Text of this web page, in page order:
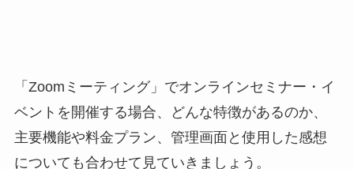
「Zoomミーティング」でオンラインセミナー・イ
ベントを開催する場合、どんな特徴があるのか、
主要機能や料金プラン、管理画面と使用した感想
についても合わせて見ていきましょう。